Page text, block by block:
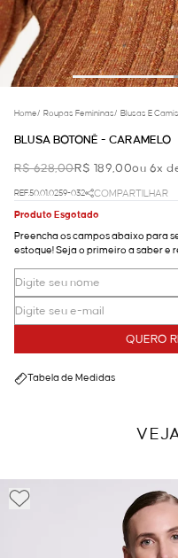
Home/ Roupas Femininas/ Blusas E
BLUSA BOTONÊ - CARAMELO
R$ 628,00R$ 189,00ou 6x
REF.50.01.0259-032
COMPARTILHAR
Produto Esgotado
Preencha os campos abaixo para
estoque! Seja o primeiro a saber e
QUERO
Tabela de Medidas